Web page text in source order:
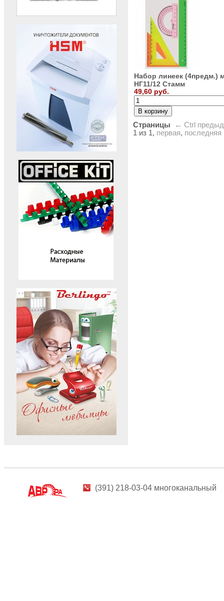
Набор линеек (4предм.)
НГ11/12 Стамм
49,60 руб.
Страницы ← Ctrl
1 из 1, первая, последняя
(391) 218-03-04 многоканальный